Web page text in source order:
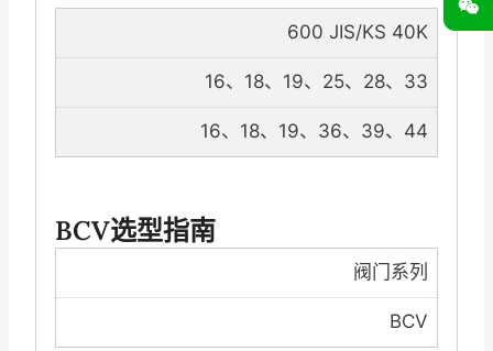
600 JIS/KS 40K
16、18、19、25、28、33
16、18、19、36、39、44
BCV选型指南
阀门系列
BCV